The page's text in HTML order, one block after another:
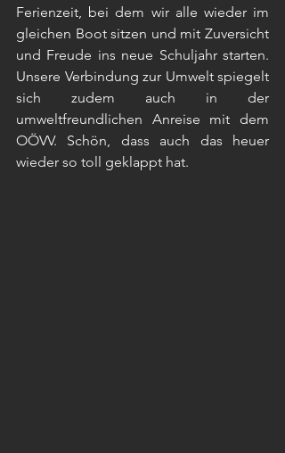
Ferienzeit, bei dem wir alle wieder im
gleichen Boot sitzen und mit Zuversicht
und Freude ins neue Schuljahr starten.
Unsere Verbindung zur Umwelt spiegelt
sich zudem auch in der
umweltfreundlichen Anreise mit dem
OÖVV. Schön, dass auch das heuer
wieder so toll geklappt hat.